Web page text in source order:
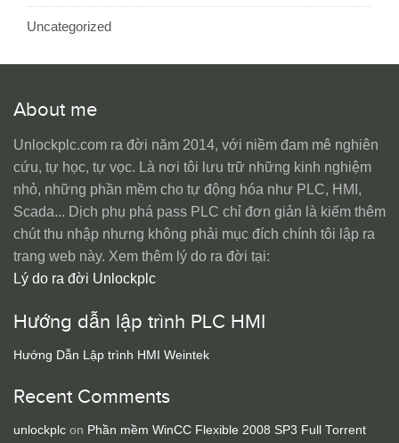
Uncategorized
About me
Unlockplc.com ra đời năm 2014, với niềm đam mê nghiên
cứu, tự học, tự vọc. Là nơi tôi lưu trữ những kinh nghiệm
nhỏ, những phần mềm cho tự động hóa như PLC, HMI,
Scada... Dịch phụ phá pass PLC chỉ đơn giản là kiếm thêm
chút thu nhập nhưng không phải mục đích chính tôi lập ra
trang web này. Xem thêm lý do ra đời tại:
Lý do ra đời Unlockplc
Hướng dẫn lập trình PLC HMI
Hướng Dẫn Lập trình HMI Weintek
Recent Comments
unlockplc on Phần mềm WinCC Flexible 2008 SP3 Full Torrent